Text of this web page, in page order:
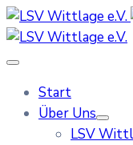
Start
Über Uns
LSV